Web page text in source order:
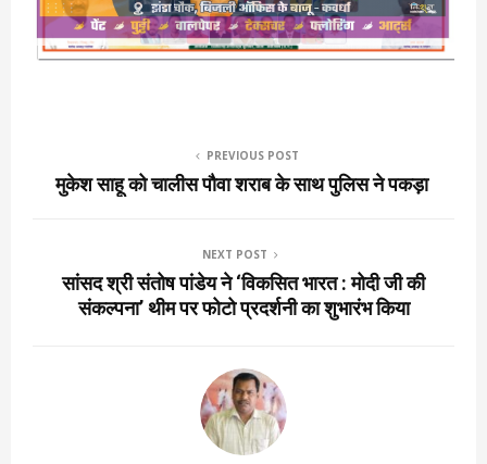
PREVIOUS POST
मुकेश साहू को चालीस पौवा शराब के साथ पुलिस ने पकड़ा
NEXT POST
सांसद श्री संतोष पांडेय ने ‘विकसित भारत : मोदी जी की
संकल्पना’ थीम पर फोटो प्रदर्शनी का शुभारंभ किया